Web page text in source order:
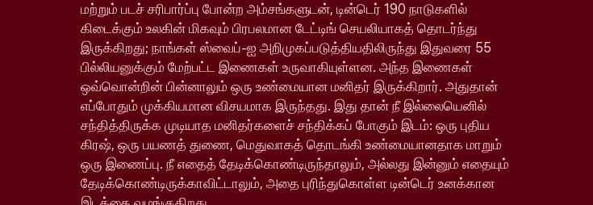
மற்றும் படச் சரிபார்ப்பு போன்ற அம்சங்களுடன், டின்டெர் 190 நாடுகளில்
கிடைக்கும் உலகின் மிகவும் பிரபலமான டேட்டிங் செயலியாகத் தொடர்ந்து
இருக்கிறது; நாங்கள் ஸ்வைப்-ஐ அறிமுகப்படுத்தியதிலிருந்து இதுவரை 55
பில்லியனுக்கும் மேற்பட்ட இணைகள் உருவாகியுள்ளன. அந்த இணைகள்
ஒவ்வொன்றின் பின்னாலும் ஒரு உண்மையான மனிதர் இருக்கிறார். அதுதான்
எப்போதும் முக்கியமான விசயமாக இருந்தது. இது தான் நீ இல்லையெனில்
சந்தித்திருக்க முடியாத மனிதர்களைச் சந்திக்கப் போகும் இடம்: ஒரு புதிய
கிரஷ், ஒரு பயணத் துணை, மெதுவாகத் தொடங்கி உண்மையானதாக மாறும்
ஒரு இணைப்பு. நீ எதைத் தேடிக்கொண்டிருந்தாலும், அல்லது இன்னும் எதையும்
தேடிக்கொண்டிருக்காவிட்டாலும், அதை புரிந்துகொள்ள டின்டெர் உனக்கான